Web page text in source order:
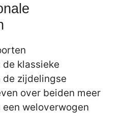
klassieke
zijdelingse
over beiden meer
weloverwogen